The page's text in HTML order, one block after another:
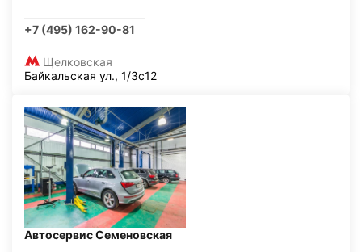
+7 (495) 162-90-81
Щелковская
Байкальская ул., 1/3с12
Автосервис Семеновская